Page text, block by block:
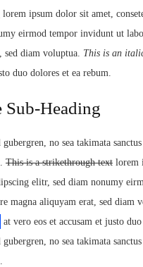
lorem ipsum dolor sit amet,
eirmod tempor invidunt ut
sed diam voluptua. This is an
duo dolores et ea rebum.
Sub-Heading
gubergren, no sea takimata
This is a strikethrough text lorem
elitr, sed diam nonumy
magna aliquyam erat, sed diam
at vero eos et accusam et justo
gubergren, no sea takimata